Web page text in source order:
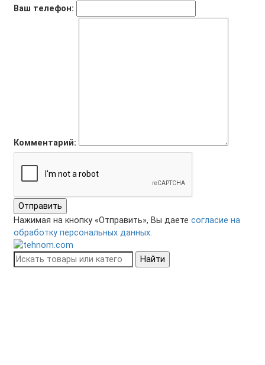
Ваш телефон:
Комментарий:
Отправить
Нажимая на кнопку «Отправить», Вы даете согласие на
обработку персональных данных.
Найти